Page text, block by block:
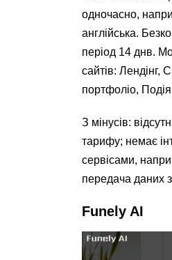
одночасно,
англійська.
період 14 днв.
сайтів: Лендінг,
портфоліо,
З мінусів:
тарифу; немає
сервісами,
передача даних
Funely AI